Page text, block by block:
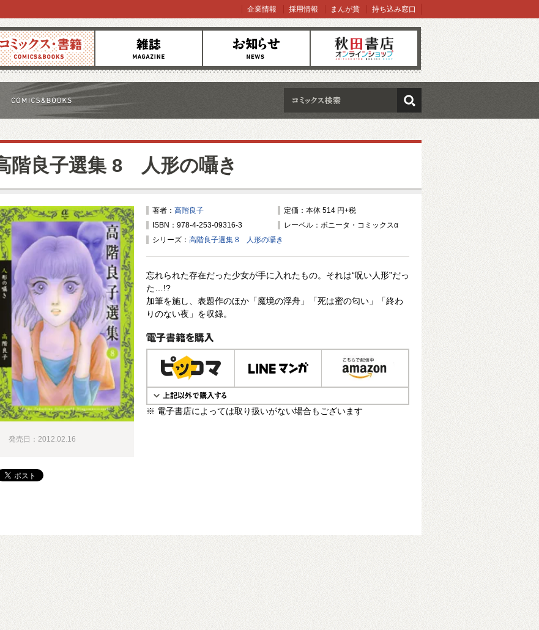
ックス 雑誌 お知らせ オンラインショップ
企業情報 採用情報 まんが賞 持ち込み窓口
検索
階良子選集 8 人形の囁き
著者： 高階良子
定価：本体 514 円+税
ISBN：978-4-253-09316-3
レーベル：ボニータ・コミックスα
シリーズ： 高階良子選集 8 人形の囁き
忘れられた存在だった少女が手に入れたもの。それは“呪い人形”だっ
た…!?
加筆を施し、表題作のほか「魔境の浮舟」「死は蜜の匂い」「終わ
りのない夜」を収録。
電子書籍で購入
※ 電子書店によっては取り扱いがない場合もございます
発売日：2012.02.16